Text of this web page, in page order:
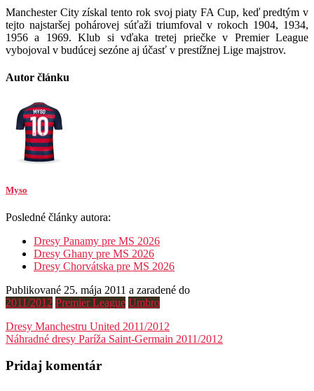
Manchester City získal tento rok svoj piaty FA Cup, keď predtým v
tejto najstaršej pohárovej súťaži triumfoval v rokoch 1904, 1934,
1956 a 1969. Klub si vďaka tretej priečke v Premier League
vybojoval v budúcej sezóne aj účasť v prestížnej Lige majstrov.
Autor článku
Myso
Posledné články autora:
Dresy Panamy pre MS 2026
Dresy Ghany pre MS 2026
Dresy Chorvátska pre MS 2026
Publikované 25. mája 2011 a zaradené do
2011/2012 Premier League Umbro
Navigácia
v
článku
Dresy Manchestru United 2011/2012
Náhradné dresy Paríža Saint-Germain 2011/2012
Pridaj komentár